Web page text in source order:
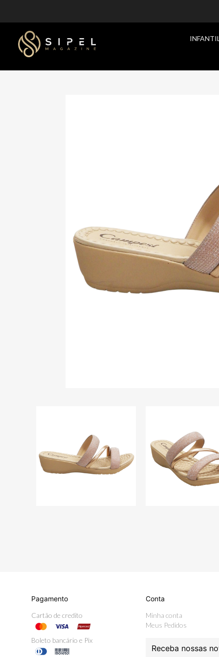
Pagamento
Cartão de credito
Boleto bancário e Pix
Conta
Minha conta
Meus Pedidos
Receba nossas